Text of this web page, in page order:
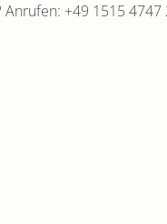
Anrufen: +49 1515 4747